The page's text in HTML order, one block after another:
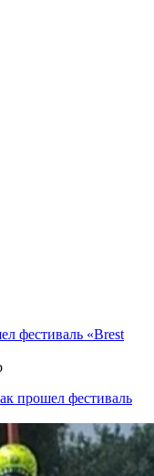
фестиваль «Brest
прошел фестиваль